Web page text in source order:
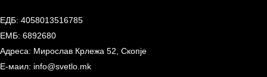
ЕДБ: 4058013516785
ЕМБ: 6892680
Адреса: Мирослав Крлежа 52, Скопје
Е-маил: info@svetlo.mk